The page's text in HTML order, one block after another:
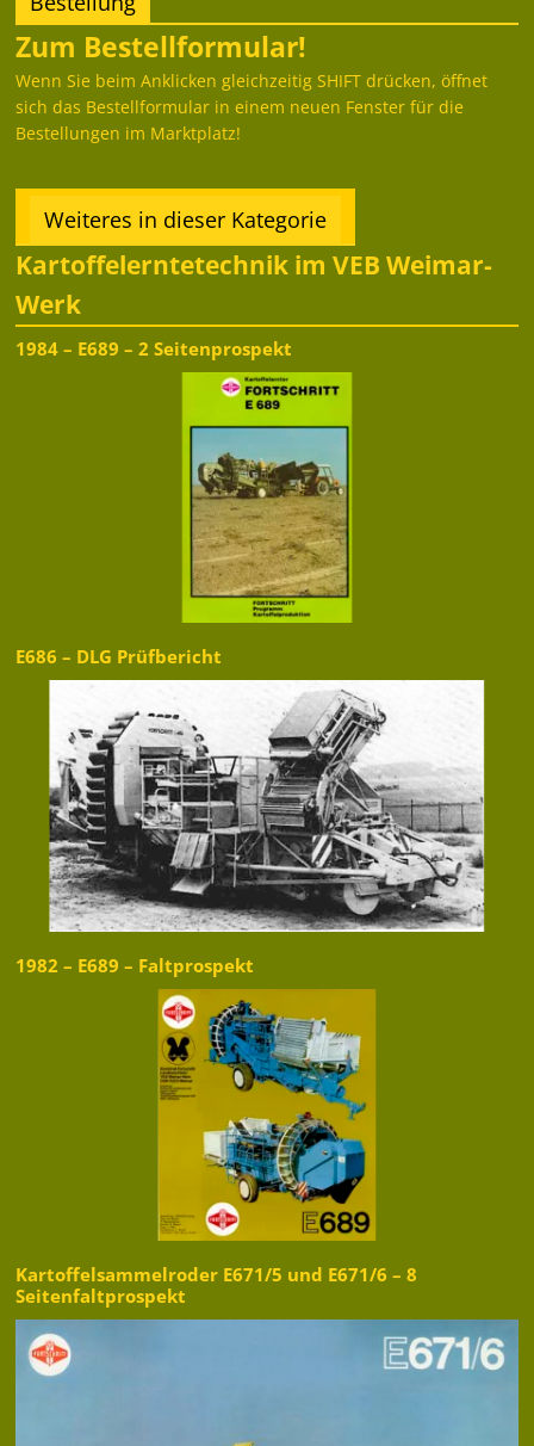
Zum Bestellformular!
Wenn Sie beim Anklicken gleichzeitig SHIFT drücken, öffnet
sich das Bestellformular in einem neuen Fenster für die
Bestellungen im Marktplatz!
Weiteres in dieser Kategorie
Kartoffelerntetechnik im VEB Weimar-
Werk
1984 – E689 – 2 Seitenprospekt
E686 – DLG Prüfbericht
1982 – E689 – Faltprospekt
Kartoffelsammelroder E671/5 und E671/6 – 8
Seitenfaltprospekt